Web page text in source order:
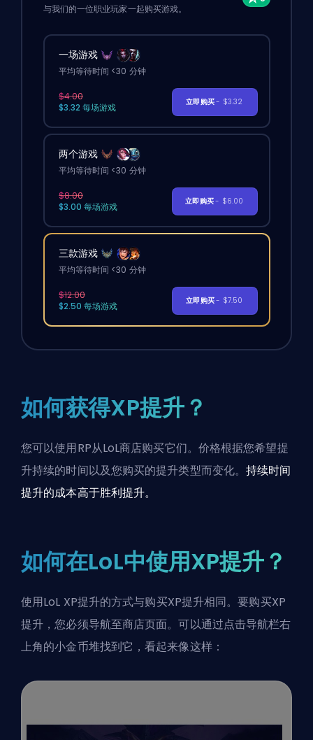
与我们的一位职业玩家一起购买游戏。
一场游戏
平均等待时间 <30 分钟
$4.00
$3.32 每场游戏
立即购买- $3.32
两个游戏
平均等待时间 <30 分钟
$8.00
$3.00 每场游戏
立即购买- $6.00
三款游戏
平均等待时间 <30 分钟
$12.00
$2.50 每场游戏
立即购买- $7.50
如何获得XP提升？
您可以使用RP从LoL商店购买它们。价格根据您希望提
升持续的时间以及您购买的提升类型而变化。持续时间
提升的成本高于胜利提升。
如何在LoL中使用XP提升？
使用LoL XP提升的方式与购买XP提升相同。要购买XP
提升，您必须导航至商店页面。可以通过点击导航栏右
上角的小金币堆找到它，看起来像这样：